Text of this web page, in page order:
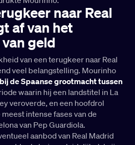
naar Real
af van het
geld
van een terugkeer naar Real
veel belangstelling. Mourinho
de Spaanse grootmacht tussen
waarin hij een landstitel in La
veroverde, en een hoofdrol
intense fases van de
van Pep Guardiola.
aanbod van Real Madrid